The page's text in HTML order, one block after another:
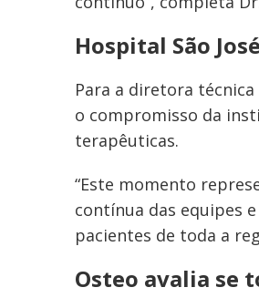
Hospital São
Para a diretora técnica
o compromisso da
terapêuticas.
“Este momento
contínua das equipes
pacientes de toda a
Osteo avalia se